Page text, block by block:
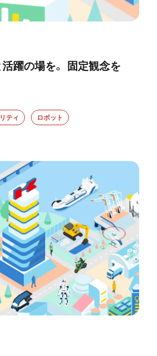
躍の場を。 固定観念を
ティ ロボット